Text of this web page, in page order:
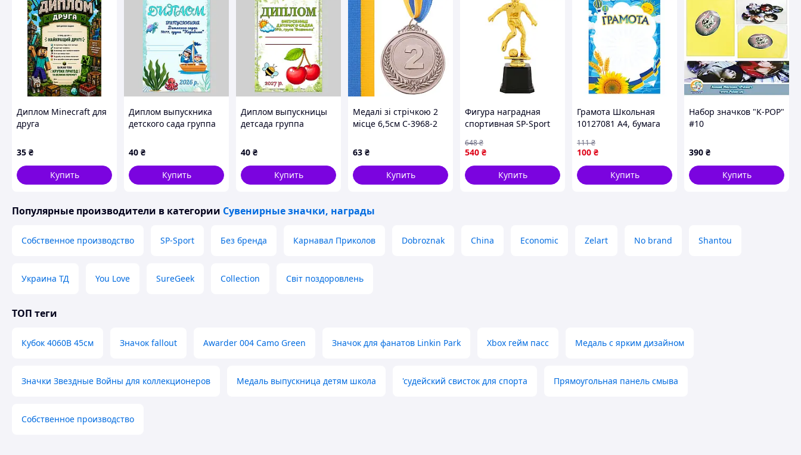
Диплом Minecraft для
друга
35 ₴
Купить
Диплом выпускника
детского сада группа
40 ₴
Купить
Диплом выпускницы
детсада группа
40 ₴
Купить
Медалі зі стрічкою 2
місце 6,5см C-3968-2
63 ₴
Купить
Фигура наградная
спортивная SP-Sport
540 ₴
648₴
Купить
Грамота Школьная
10127081 А4, бумага
матовая
100 ₴
111₴
Купить
Набор значков "K-POP"
#10
390 ₴
Купить
Популярные производители в категории Сувенирные значки, награды
Собственное производство SP-Sport Без бренда Карнавал Приколов Dobroznak China Economic Zelart No brand Shantou
Украина ТД You Love SureGeek Collection Світ поздоровлень
ТОП теги
Кубок 4060В 45см Значок fallout Awarder 004 Camo Green Значок для фанатов Linkin Park Xbox гейм пасс Медаль с ярким дизайном
Значки Звездные Войны для коллекционеров Медаль выпускница детям школа 'судейский свисток для спорта Прямоугольная панель смыва
Собственное производство